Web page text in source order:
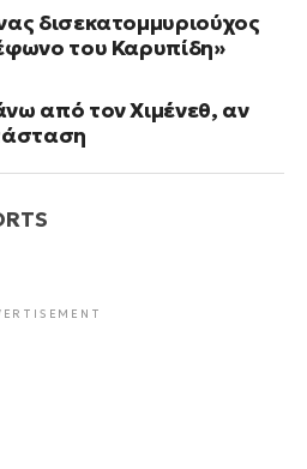
δισεκατομμυριούχος
του Καρυπίδη»
από τον Χιμένεθ, αν